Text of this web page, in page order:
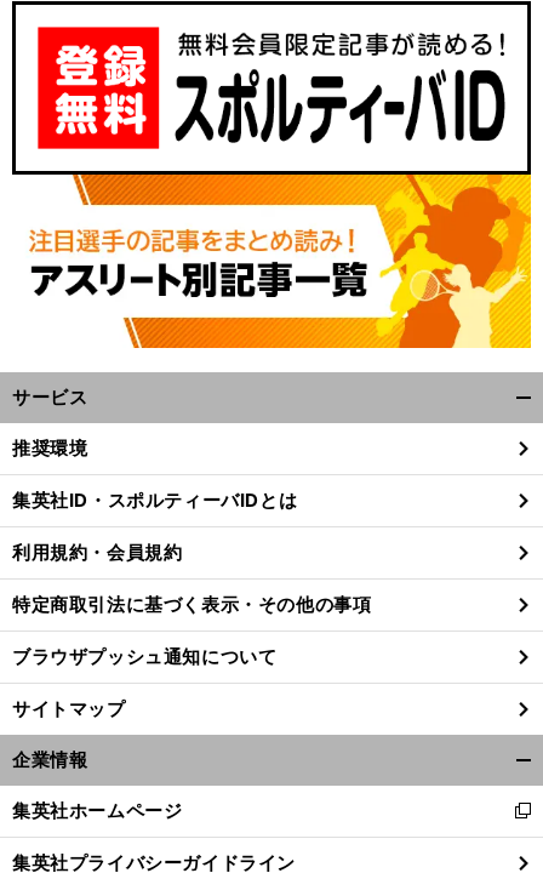
、
ザ
」
サービス
閉
る
推奨環境
集英社ID・スポルティーバIDとは
利用規約・会員規約
特定商取引法に基づく表示・その他の事項
ブラウザプッシュ通知について
サイトマップ
企業情報
閉
集英社ホームページ
新
し
い
集英社プライバシーガイドライン